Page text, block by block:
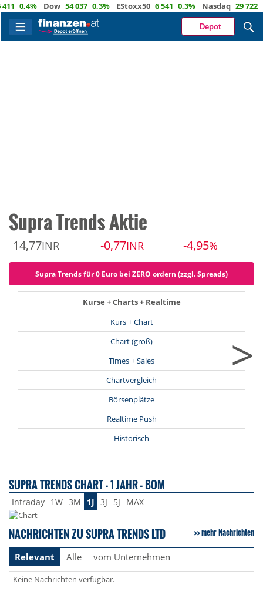
0,4% Dow 54 037 0,3% EStoxx50 6 541 0,3% Nasdaq 29 722
Depot
Supra Trends Aktie
14,77INR -0,77INR -4,95%
Supra Trends für 0 Euro bei ZERO ordern (zzgl. Spreads)
Kurse + Charts + Realtime
Kurs + Chart
Chart (groß)
Times + Sales
Chartvergleich
Börsenplätze
Realtime Push
Historisch
>
SUPRA TRENDS CHART - 1 JAHR - BOM
Intraday 1W 3M 1J 3J 5J MAX
NACHRICHTEN ZU SUPRA TRENDS LTD mehr Nachrichten
Relevant Alle vom Unternehmen
Keine Nachrichten verfügbar.